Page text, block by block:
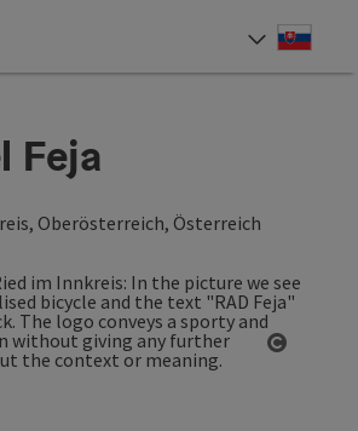
Feja
Oberösterreich, Österreich